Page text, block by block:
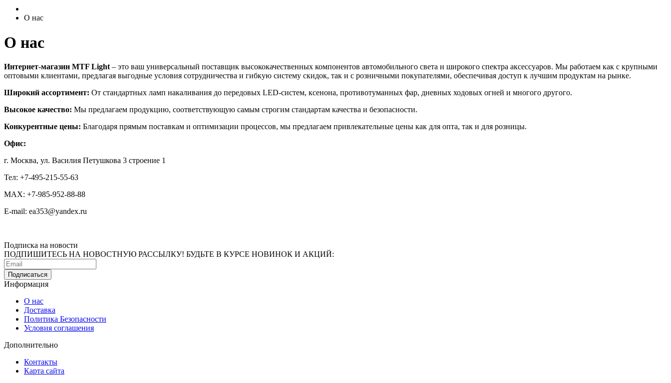
О нас
О нас
Интернет-магазин MTF Light – это ваш универсальный поставщик высококачественных компонентов автомобильного света и широкого спектра аксессуаров. Мы работаем как с крупными
оптовыми клиентами, предлагая выгодные условия сотрудничества и гибкую систему скидок, так и с розничными покупателями, обеспечивая доступ к лучшим продуктам на рынке.
Широкий ассортимент: От стандартных ламп накаливания до передовых LED-систем, ксенона, противотуманных фар, дневных ходовых огней и многого другого.
Высокое качество: Мы предлагаем продукцию, соответствующую самым строгим стандартам качества и безопасности.
Конкурентные цены: Благодаря прямым поставкам и оптимизации процессов, мы предлагаем привлекательные цены как для опта, так и для розницы.
Офис:
г. Москва, ул. Василия Петушкова 3 строение 1
Тел: +7-495-215-55-63
MAX: +7-985-952-88-88
E-mail: ea353@yandex.ru
Подписка на новости
ПОДПИШИТЕСЬ НА НОВОСТНУЮ РАССЫЛКУ! БУДЬТЕ В КУРСЕ НОВИНОК И АКЦИЙ:
Информация
О нас
Доставка
Политика Безопасности
Условия соглашения
Дополнительно
Контакты
Карта сайта